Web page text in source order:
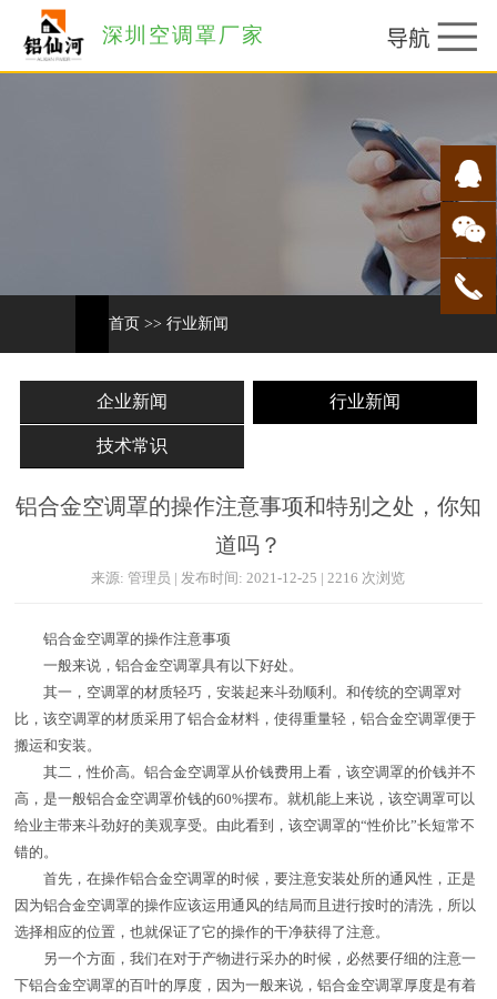
深圳空调罩厂家
首页 >> 行业新闻
企业新闻 行业新闻
技术常识
铝合金空调罩的操作注意事项和特别之处，你知
道吗？
来源: 管理员 | 发布时间: 2021-12-25 | 2216 次浏览
铝合金空调罩的操作注意事项
一般来说，铝合金空调罩具有以下好处。
其一，空调罩的材质轻巧，安装起来斗劲顺利。和传统的空调罩对
比，该空调罩的材质采用了铝合金材料，使得重量轻，铝合金空调罩便于
搬运和安装。
其二，性价高。铝合金空调罩从价钱费用上看，该空调罩的价钱并不
高，是一般铝合金空调罩价钱的60%摆布。就机能上来说，该空调罩可以
给业主带来斗劲好的美观享受。由此看到，该空调罩的“性价比”长短常不
错的。
首先，在操作铝合金空调罩的时候，要注意安装处所的通风性，正是
因为铝合金空调罩的操作应该运用通风的结局而且进行按时的清洗，所以
选择相应的位置，也就保证了它的操作的干净获得了注意。
另一个方面，我们在对于产物进行采办的时候，必然要仔细的注意一
下铝合金空调罩的百叶的厚度，因为一般来说，铝合金空调罩厚度是有着